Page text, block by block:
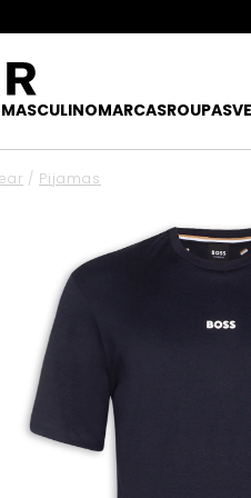
MASCULINOMARCASROUPAS
/ Pijamas